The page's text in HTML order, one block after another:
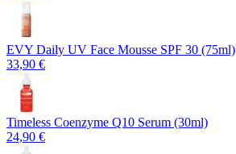
EVY Daily UV Face Mousse SPF 30 (75ml)
33,90 €
Timeless Coenzyme Q10 Serum (30ml)
24,90 €